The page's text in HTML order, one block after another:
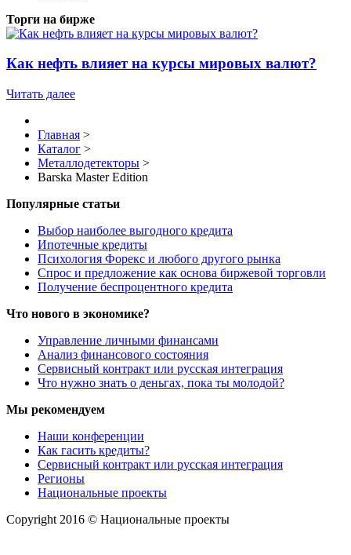
Торги на бирже
Как нефть влияет на курсы мировых валют?
Читать далее
Главная >
Каталог >
Металлодетекторы >
Barska Master Edition
Популярные статьи
Выбор наиболее выгодного кредита
Ипотечные кредиты
Психология Форекс и любого другого рынка
Спрос и предложение как основа биржевой торговли
Получение беспроцентного кредита
Что нового в экономике?
Управление личными финансами
Анализ финансового состояния
Сервисный контракт или русская интеграция
Что нужно знать о деньгах, пока ты молодой?
Мы рекомендуем
Наши конференции
Как гасить кредиты?
Сервисный контракт или русская интеграция
Регионы
Национальные проекты
Copyright 2016 © Национальные проекты